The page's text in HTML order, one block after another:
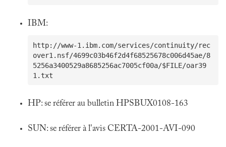
IBM:
http://www-1.ibm.com/services/continuity/rec
over1.nsf/4699c03b46f2d4f68525678c006d45ae/8
5256a3400529a8685256ac7005cf00a/$FILE/oar39
HP: se référer au bulletin HPSBUX0108-163
SUN: se référer à l'avis CERTA-2001-AVI-090